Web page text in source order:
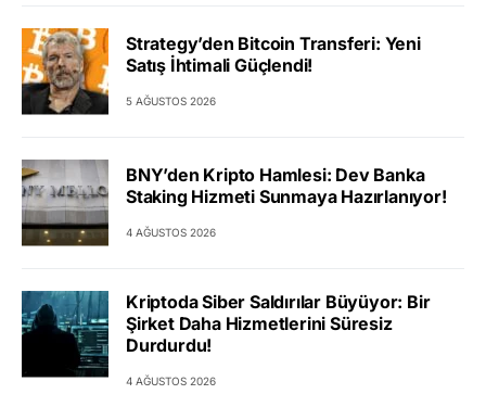
Strategy’den Bitcoin Transferi: Yeni
Satış İhtimali Güçlendi!
5 AĞUSTOS 2026
BNY’den Kripto Hamlesi: Dev Banka
Staking Hizmeti Sunmaya Hazırlanıyor!
4 AĞUSTOS 2026
Kriptoda Siber Saldırılar Büyüyor: Bir
Şirket Daha Hizmetlerini Süresiz
Durdurdu!
4 AĞUSTOS 2026